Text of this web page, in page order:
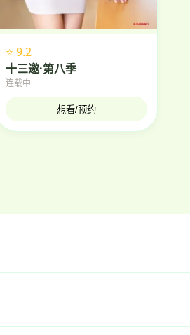
⭐ 9.2
十三邀·第八季
连载中
想看/预约